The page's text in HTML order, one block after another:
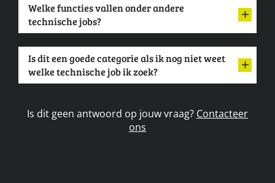
Welke functies vallen onder andere
technische jobs?
Is dit een goede categorie als ik nog niet weet
welke technische job ik zoek?
Is dit geen antwoord op jouw vraag? Contacteer
ons